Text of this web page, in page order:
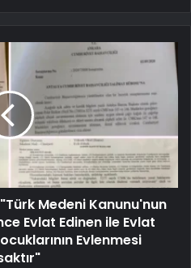
Medeni Kanunu'nun
Evlat Edinen ile Evlat
Evlenmesi